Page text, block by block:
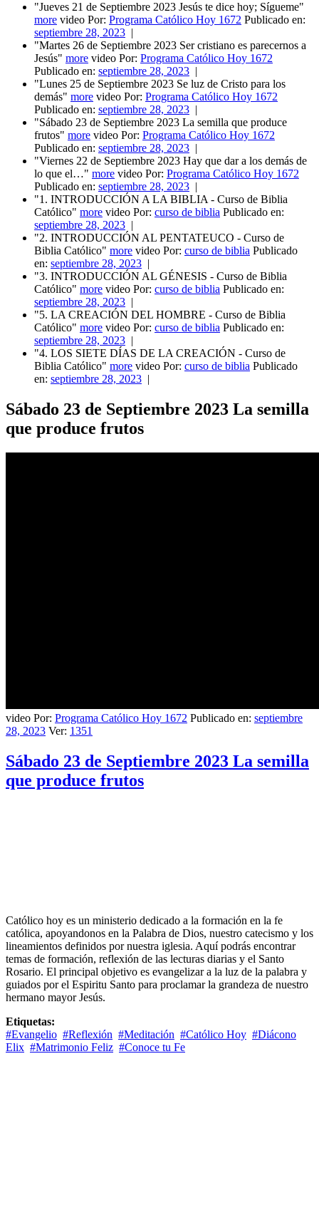
"Jueves 21 de Septiembre 2023 Jesús te dice hoy; Sígueme"
more video Por: Programa Católico Hoy 1672 Publicado en:
septiembre 28, 2023 |
"Martes 26 de Septiembre 2023 Ser cristiano es parecernos a
Jesús" more video Por: Programa Católico Hoy 1672
Publicado en: septiembre 28, 2023 |
"Lunes 25 de Septiembre 2023 Se luz de Cristo para los
demás" more video Por: Programa Católico Hoy 1672
Publicado en: septiembre 28, 2023 |
"Sábado 23 de Septiembre 2023 La semilla que produce
frutos" more video Por: Programa Católico Hoy 1672
Publicado en: septiembre 28, 2023 |
"Viernes 22 de Septiembre 2023 Hay que dar a los demás de
lo que el…" more video Por: Programa Católico Hoy 1672
Publicado en: septiembre 28, 2023 |
"1. INTRODUCCIÓN A LA BIBLIA - Curso de Biblia
Católico" more video Por: curso de biblia Publicado en:
septiembre 28, 2023 |
"2. INTRODUCCIÓN AL PENTATEUCO - Curso de
Biblia Católico" more video Por: curso de biblia Publicado
en: septiembre 28, 2023 |
"3. INTRODUCCIÓN AL GÉNESIS - Curso de Biblia
Católico" more video Por: curso de biblia Publicado en:
septiembre 28, 2023 |
"5. LA CREACIÓN DEL HOMBRE - Curso de Biblia
Católico" more video Por: curso de biblia Publicado en:
septiembre 28, 2023 |
"4. LOS SIETE DÍAS DE LA CREACIÓN - Curso de
Biblia Católico" more video Por: curso de biblia Publicado
en: septiembre 28, 2023 |
Sábado 23 de Septiembre 2023 La semilla
que produce frutos
video Por: Programa Católico Hoy 1672 Publicado en: septiembre
28, 2023 Ver: 1351
Sábado 23 de Septiembre 2023 La semilla
que produce frutos
Católico hoy es un ministerio dedicado a la formación en la fe
católica, apoyandonos en la Palabra de Dios, nuestro catecismo y los
lineamientos definidos por nuestra iglesia. Aquí podrás encontrar
temas de formación, reflexión de las lecturas diarias y el Santo
Rosario. El principal objetivo es evangelizar a la luz de la palabra y
guiados por el Espiritu Santo para proclamar la grandeza de nuestro
hermano mayor Jesús.
Etiquetas:
#Evangelio #Reflexión #Meditación #Católico Hoy #Diácono
Elix #Matrimonio Feliz #Conoce tu Fe